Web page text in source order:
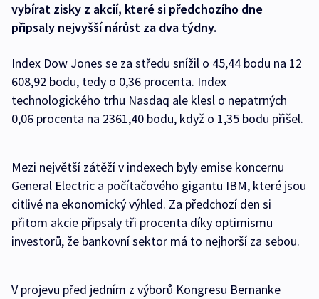
vybírat zisky z akcií, které si předchozího dne
připsaly nejvyšší nárůst za dva týdny.
Index Dow Jones se za středu snížil o 45,44 bodu na 12
608,92 bodu, tedy o 0,36 procenta. Index
technologického trhu Nasdaq ale klesl o nepatrných
0,06 procenta na 2361,40 bodu, když o 1,35 bodu přišel.
Mezi největší zátěží v indexech byly emise koncernu
General Electric a počítačového gigantu IBM, které jsou
citlivé na ekonomický výhled. Za předchozí den si
přitom akcie připsaly tři procenta díky optimismu
investorů, že bankovní sektor má to nejhorší za sebou.
V projevu před jedním z výborů Kongresu Bernanke